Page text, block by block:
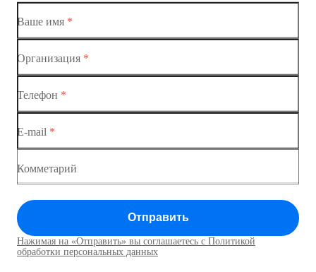
Коммутатор доступа MES1428-03
Коммутатор доступа MES1428-04
Ethernet-коммутаторы
Коммутатор доступа MES1428
Коммутаторы доступа01
Ваше имя *
Организация *
Телефон *
E-mail *
Комметарий
Отправить
Нажимая на «Отправить» вы соглашаетесь с Политикой
обработки персональных данных